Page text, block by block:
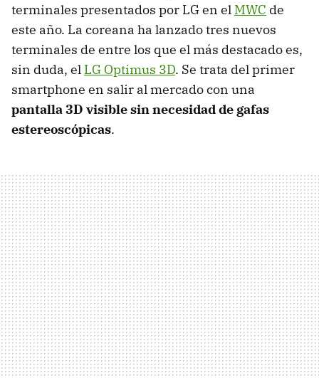
terminales presentados por LG en el MWC de
este año. La coreana ha lanzado tres nuevos
terminales de entre los que el más destacado es,
sin duda, el LG Optimus 3D. Se trata del primer
smartphone en salir al mercado con una
pantalla 3D visible sin necesidad de gafas
estereoscópicas.